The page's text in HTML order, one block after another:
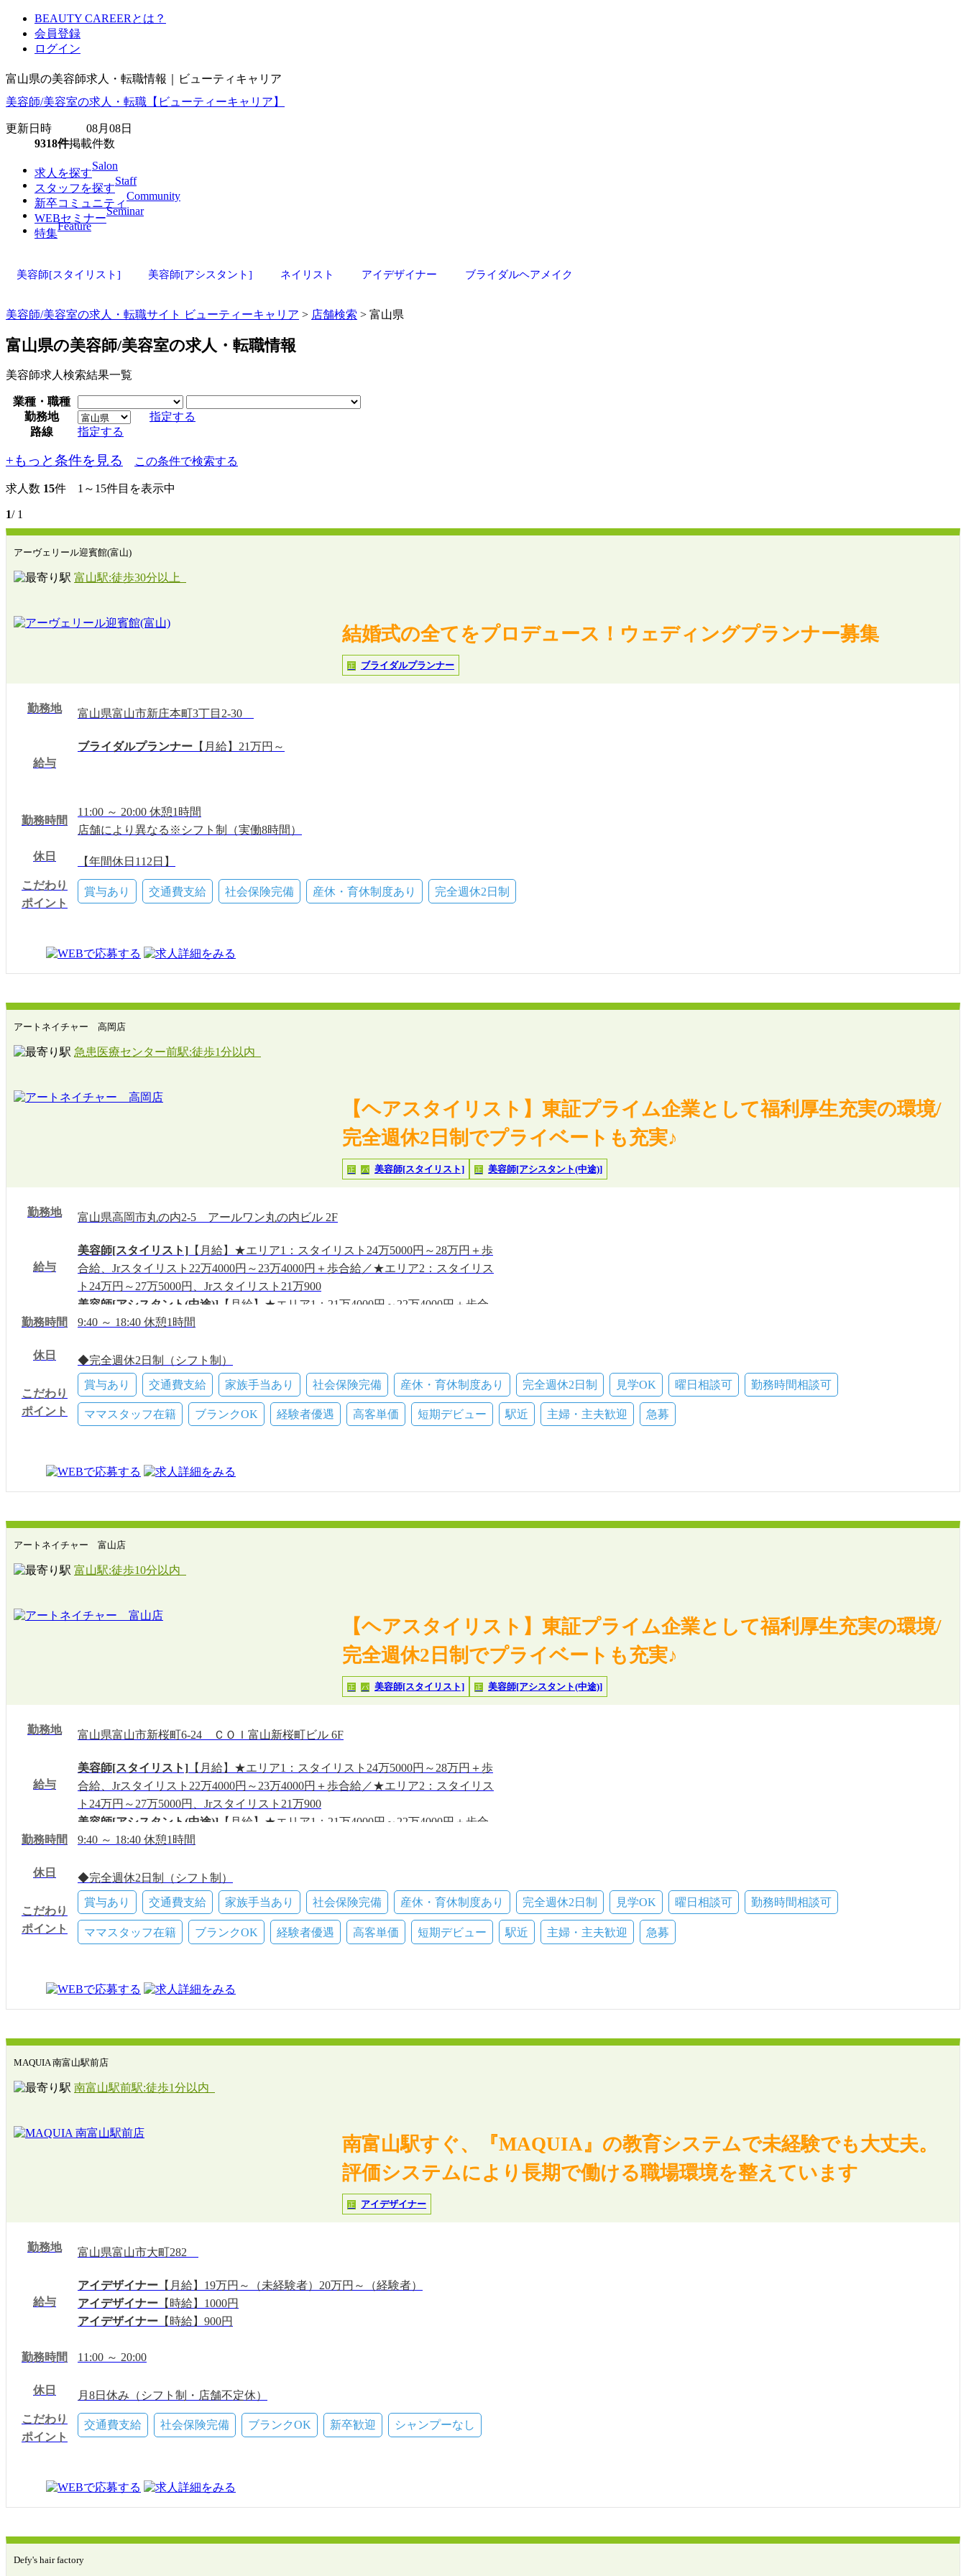
BEAUTY CAREERとは？
会員登録
ログイン
富山県の美容師求人・転職情報｜ビューティキャリア
美容師/美容室の求人・転職【ビューティーキャリア】
更新日時 08月08日
9318件掲載件数
求人を探す
Salon
スタッフを探す
Staff
新卒コミュニティ
Community
WEBセミナー
Seminar
特集
Feature
美容師[スタイリスト] 美容師[アシスタント] ネイリスト アイデザイナー ブライダルヘアメイク
美容師/美容室の求人・転職サイト ビューティーキャリア > 店舗検索 > 富山県
富山県の美容師/美容室の求人・転職情報
美容師求人検索結果一覧
業種・職種
勤務地
指定する
路線
指定する
+もっと条件を見る この条件で検索する
求人数 15件 1～15件目を表示中
1/ 1
アーヴェリール迎賓館(富山)
富山駅:徒歩30分以上
結婚式の全てをプロデュース！ウェディングプランナー募集
正 ブライダルプランナー
勤務地 富山県富山市新庄本町3丁目2-30
給与
ブライダルプランナー 【月給】21万円～
勤務時間
11:00 ～ 20:00 休憩1時間
店舗により異なる※シフト制（実働8時間）
休日
【年間休日112日】
月間9日（シフト制）
※土・日・祝日は運用上、休日とはなりません。
夏季・冬季休暇
こだわり
ポイント
賞与あり 交通費支給 社会保険完備 産休・育休制度あり 完全週休2日制
アートネイチャー 高岡店
急患医療センター前駅:徒歩1分以内
【ヘアスタイリスト】東証プライム企業として福利厚生充実の環境/
完全週休2日制でプライベートも充実♪
正 パ 美容師[スタイリスト] 正 美容師[アシスタント(中途)]
勤務地 富山県高岡市丸の内2-5 アールワン丸の内ビル 2F
給与
美容師[スタイリスト] 【月給】★エリア1：スタイリスト24万5000円～28万円＋歩
合給、Jrスタイリスト22万4000円～23万4000円＋歩合給／★エリア2：スタイリス
ト24万円～27万5000円、Jrスタイリスト21万900
美容師[アシスタント(中途)] 【月給】★エリア1：21万4000円～22万4000円＋歩合
給／★エリア2：20万9000円～21万9000円＋歩合給
～1400円／自毛メニューのみスタイリスト1250円～1350円
勤務時間 9:40 ～ 18:40 休憩1時間
休日
◆完全週休2日制（シフト制）
◆夏季休暇
◆年末年始休暇
◆産前・産後休暇
慶弔休暇
こだわり
ポイント
賞与あり 交通費支給 家族手当あり 社会保険完備 産休・育休制度あり 完全週休2日制 見学OK 曜日相談可 勤務時間相談可
ママスタッフ在籍 ブランクOK 経験者優遇 高客単価 短期デビュー 駅近 主婦・主夫歓迎 急募
アートネイチャー 富山店
富山駅:徒歩10分以内
【ヘアスタイリスト】東証プライム企業として福利厚生充実の環境/
完全週休2日制でプライベートも充実♪
正 パ 美容師[スタイリスト] 正 美容師[アシスタント(中途)]
勤務地 富山県富山市新桜町6-24 ＣＯＩ富山新桜町ビル 6F
給与
美容師[スタイリスト] 【月給】★エリア1：スタイリスト24万5000円～28万円＋歩
合給、Jrスタイリスト22万4000円～23万4000円＋歩合給／★エリア2：スタイリス
ト24万円～27万5000円、Jrスタイリスト21万900
美容師[アシスタント(中途)] 【月給】★エリア1：21万4000円～22万4000円＋歩合
給／★エリア2：20万9000円～21万9000円＋歩合給
～1400円／自毛メニューのみスタイリスト1250円～1350円
勤務時間 9:40 ～ 18:40 休憩1時間
休日
◆完全週休2日制（シフト制）
◆夏季休暇
◆年末年始休暇
◆産前・産後休暇
有給(10～20日)
こだわり
ポイント
賞与あり 交通費支給 家族手当あり 社会保険完備 産休・育休制度あり 完全週休2日制 見学OK 曜日相談可 勤務時間相談可
ママスタッフ在籍 ブランクOK 経験者優遇 高客単価 短期デビュー 駅近 主婦・主夫歓迎 急募
MAQUIA 南富山駅前店
南富山駅前駅:徒歩1分以内
南富山駅すぐ、『MAQUIA』の教育システムで未経験でも大丈夫。
評価システムにより長期で働ける職場環境を整えています
正 アイデザイナー
勤務地 富山県富山市大町282
給与
アイデザイナー 【月給】19万円～（未経験者）20万円～（経験者）
アイデザイナー 【時給】1000円
アイデザイナー 【時給】900円
勤務時間 11:00 ～ 20:00
休日
月8日休み（シフト制・店舗不定休）
夏季・冬季休暇
有給(8日)
こだわり
ポイント
交通費支給 社会保険完備 ブランクOK 新卒歓迎 シャンプーなし
Defy's hair factory